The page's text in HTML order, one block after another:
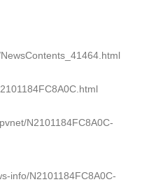
N2101184FC8A0C-
info/N2101184FC8A0C-